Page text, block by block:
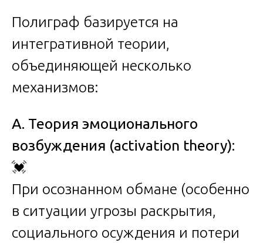
Полиграф базируется на
интегративной теории,
объединяющей несколько
механизмов:
А. Теория эмоционального
возбуждения (activation theory):
💓
При осознанном обмане (особенно
в ситуации угрозы раскрытия,
социального осуждения и потери